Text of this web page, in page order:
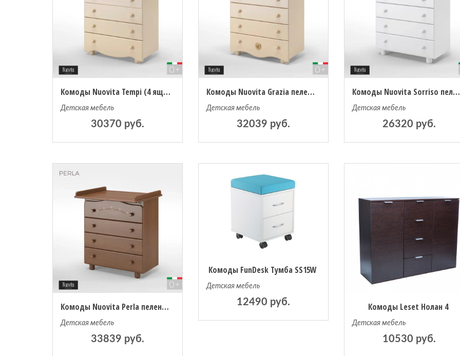
Комоды Nuovita Tempi (4 ящика)
Детская мебель
30370 руб.
Комоды Nuovita Grazia пеленальный
Детская мебель
32039 руб.
Комоды Nuovita Sorriso пеленальный (4 ящика)
Детская мебель
26320 руб.
Комоды Nuovita Perla пеленальный (4 ящика)
Детская мебель
33839 руб.
Комоды FunDesk Тумба SS15W
Детская мебель
12490 руб. Комоды Leset Нолан 4
Детская мебель
10530 руб.